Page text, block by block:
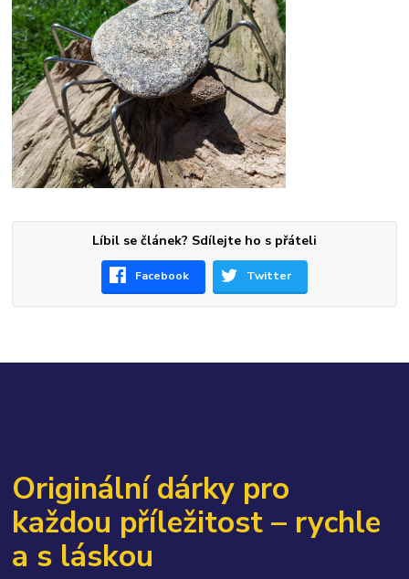
Líbil se článek? Sdílejte ho s přáteli
Facebook Twitter
Originální dárky pro
každou příležitost – rychle
a s láskou